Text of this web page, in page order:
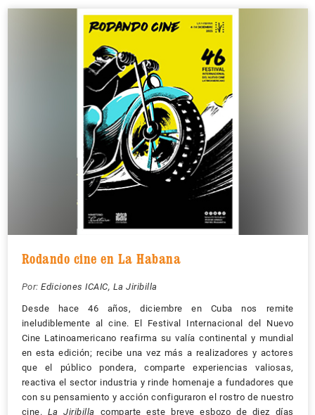
Rodando cine en La Habana
Por: Ediciones ICAIC, La Jiribilla
Desde hace 46 años, diciembre en Cuba nos remite
ineludiblemente al cine. El Festival Internacional del Nuevo
Cine Latinoamericano reafirma su valía continental y mundial
en esta edición; recibe una vez más a realizadores y actores
que el público pondera, comparte experiencias valiosas,
reactiva el sector industria y rinde homenaje a fundadores que
con su pensamiento y acción configuraron el rostro de nuestro
cine. La Jiribilla
comparte este breve esbozo de diez días